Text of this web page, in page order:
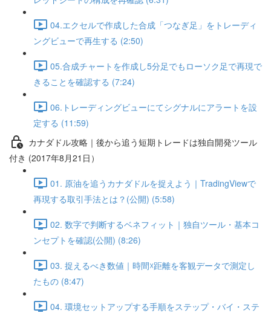
04.エクセルで作成した合成「つなぎ足」をトレーディ
ングビューで再生する (2:50)
05.合成チャートを作成し5分足でもローソク足で再現で
きることを確認する (7:24)
06.トレーディングビューにてシグナルにアラートを設
定する (11:59)
カナダドル攻略｜後から追う短期トレードは独自開発ツール
付き (2017年8月21日）
01. 原油を追うカナダドルを捉えよう｜TradingViewで
再現する取引手法とは？(公開) (5:58)
02. 数字で判断するベネフィット｜独自ツール・基本コ
ンセプトを確認(公開) (8:26)
03. 捉えるべき数値｜時間☓距離を客観データで測定し
たもの (8:47)
04. 環境セットアップする手順をステップ・バイ・ステ